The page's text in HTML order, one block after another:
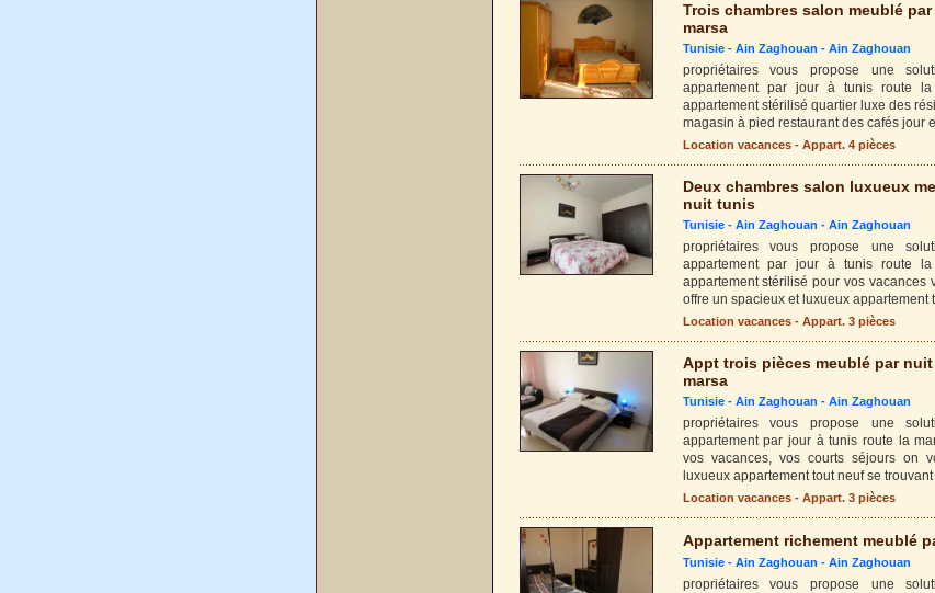
Trois chambres salon meublé
marsa
Tunisie - Ain Zaghouan - Ain Zaghouan
propriétaires vous propose une
appartement par jour à tunis route la
appartement stérilisé quartier luxe des
magasin à pied restaurant des cafés jour
Location vacances - Appart. 4 pièces
Deux chambres salon luxueux
nuit tunis
Tunisie - Ain Zaghouan - Ain Zaghouan
propriétaires vous propose une
appartement par jour à tunis route la
appartement stérilisé pour vos vacances
offre un spacieux et luxueux appartement
Location vacances - Appart. 3 pièces
Appt trois pièces meublé par
marsa
Tunisie - Ain Zaghouan - Ain Zaghouan
propriétaires vous propose une
appartement par jour à tunis route la
vos vacances, vos courts séjours on
luxueux appartement tout neuf se
Location vacances - Appart. 3 pièces
Appartement richement meublé
Tunisie - Ain Zaghouan - Ain Zaghouan
propriétaires vous propose une